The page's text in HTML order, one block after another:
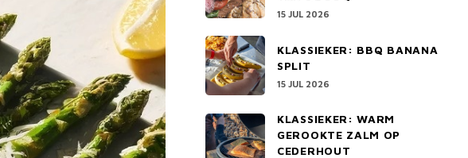
15 JUL 2026
KLASSIEKER: BBQ BANANA
SPLIT
15 JUL 2026
KLASSIEKER: WARM
GEROOKTE ZALM OP
CEDERHOUT